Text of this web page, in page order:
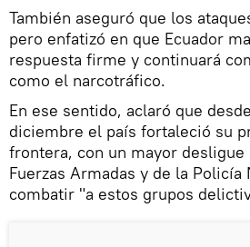
También aseguró que los
pero enfatizó en que Ecuador
respuesta firme y continuará
como el narcotráfico.
En ese sentido, aclaró que
diciembre el país fortaleció su
frontera, con un mayor
Fuerzas Armadas y de la Policía
combatir "a estos grupos